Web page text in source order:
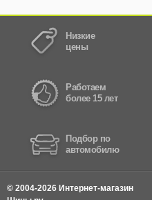
Низкие
цены
Работаем
более 15 лет
Подбор по
автомобилю
© 2004-2026 Интернет-магазин